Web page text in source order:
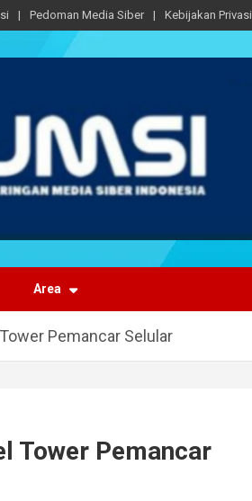
Pedoman Media Siber Kebijakan Privasi
Area
Pemancar Selular
Tower Pemancar